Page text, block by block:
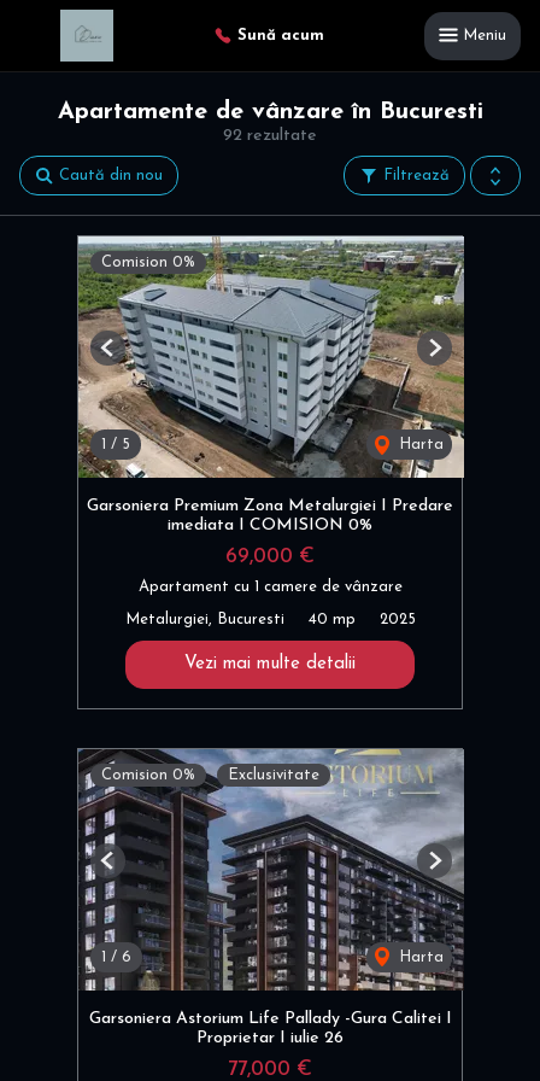
Sună acum Meniu
92 rezultate
Apartamente de vânzare în Bucuresti
Filtrează
Caută din nou
Comision 0%
1 / 5 Harta
Previous Next
Garsoniera Premium Zona Metalurgiei I Predare
imediata I COMISION 0%
69,000 €
Apartament cu 1 camere de vânzare
Metalurgiei, Bucuresti 40 mp 2025
Vezi mai multe detalii
Comision 0% Exclusivitate
1 / 6 Harta
Previous Next
Garsoniera Astorium Life Pallady -Gura Calitei I
Proprietar I iulie 26
77,000 €